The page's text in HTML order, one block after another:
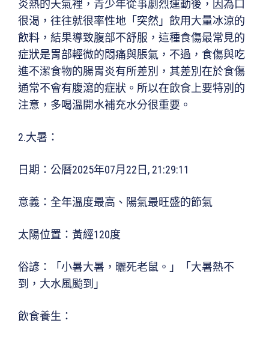
炎熱的天氣裡，青少年從事劇烈運動後，因為口
很渴，往往就很率性地「突然」飲用大量冰涼的
飲料，結果導致腹部不舒服，這種食傷最常見的
症狀是胃部輕微的悶痛與脹氣，不過，食傷與吃
進不潔食物的腸胃炎有所差別，其差別在於食傷
通常不會有腹瀉的症狀。所以在飲食上要特別的
注意，多喝溫開水補充水分很重要。
2.大暑：
日期：公曆2025年07月22日, 21:29:11
意義：全年溫度最高、陽氣最旺盛的節氣
太陽位置：黃經120度
俗諺：「小暑大暑，曬死老鼠。」「大暑熱不
到，大水風颱到」
飲食養生：